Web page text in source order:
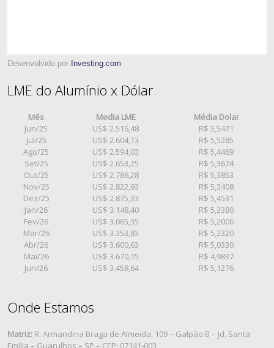
Desenvolvido por Investing.com
LME do Alumínio x Dólar
Mês Media LME
Média Dolar
Jun/25
US$ 2.516,48
R$ 5,5471
Jul/25
US$ 2.604,13
R$ 5,5285
Ago/25
US$ 2.594,03
R$ 5,4469
Set/25
US$ 2.653,25
R$ 5,3674
Out/25
US$ 2.786,28
R$ 5,3853
Nov/25
US$ 2.822,93
R$ 5,3408
Dez/25
US$ 2.875,33
R$ 5,4531
Jan/26
US$ 3.148,40
R$ 5,3380
Fev/26
US$ 3.065,35
R$ 5,2006
Mar/26
US$ 3.353,83
R$ 5,2320
Abr/26
US$ 3.600,63
R$ 5,0330
Mai/26
US$ 3.670,15
R$ 4,9837
Jun/26
US$ 3.458,64 R$ 5,1276
Onde Estamos
Matriz: R. Armandina Braga de Almeida, 109 – Galpão B – Jd. Santa
Emília – Guarulhos – SP – CEP: 07141-003